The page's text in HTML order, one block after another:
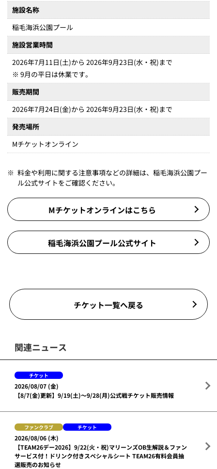
施設名称
稲毛海浜公園プール
施設営業時間
2026年7月11日(土)から 2026年9月23日(水・祝)まで
※ 9月の平日は休業です。
販売期間
2026年7月24日(金)から 2026年9月23日(水・祝)まで
発売場所
Mチケットオンライン
※ 料金や利用に関する注意事項などの詳細は、稲毛海浜公園プー
ル公式サイトをご確認ください。
Mチケットオンラインはこちら
稲毛海浜公園プール公式サイト
チケット一覧へ戻る
関連ニュース
チケット
2026/08/07 (金)
【8/7(金)更新】9/19(土)～9/28(月)公式戦チケット販売情報
ファンクラブ チケット
2026/08/06 (木)
【TEAM26デー2026】9/22(火・祝)マリーンズOB生解説＆ファン
サービス付！ドリンク付きスペシャルシート TEAM26有料会員抽
選販売のお知らせ